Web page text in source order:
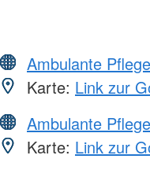
Ambulante Pflege
Karte: Link zur
Ambulante Pflege
Karte: Link zur